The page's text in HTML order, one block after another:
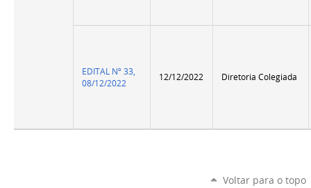
EDITAL Nº 33,
08/12/2022
12/12/2022 Diretoria Colegiada
Voltar para o topo